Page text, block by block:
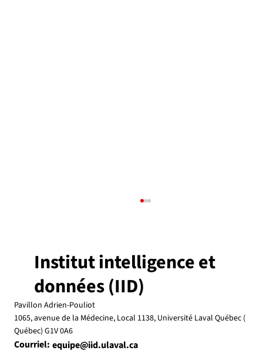
Pour un usage responsable de l'intelligence
artificielle en politique
Institut intelligence et
données (IID)
Pavillon Adrien-Pouliot
1065, avenue de la Médecine, Local 1138, Université Laval Québec (
Québec) G1V 0A6
Courriel: equipe@iid.ulaval.ca